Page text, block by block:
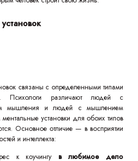
связаны с определенными типами
Психологи различают людей с
мышления и людей с мышлением
ментальные установки для обоих типов
Основное отличие — в восприятии
и интеллекта:
к коучингу в любимое дело